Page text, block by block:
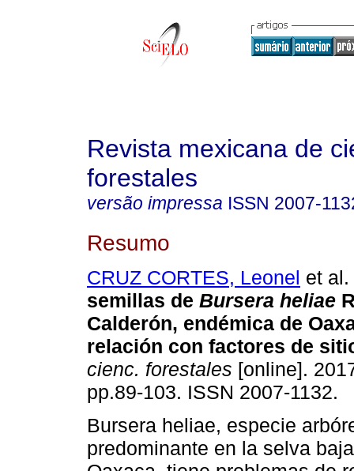
Revista mexicana de
forestales
versão impressa ISSN 2007-
Resumo
CRUZ CORTES, Leonel et al.
semillas de Bursera heliae
Calderón, endémica de
relación con factores de
cienc. forestales [online].
pp.89-103. ISSN 2007-1132.
Bursera heliae, especie
predominante en la selva